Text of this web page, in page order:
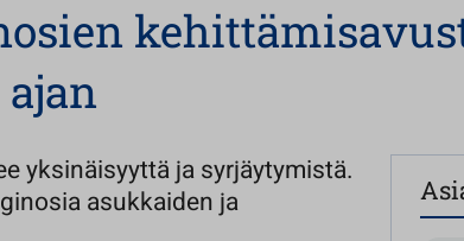
yksinäisyyttä ja syrjäytymistä.
asukkaiden ja